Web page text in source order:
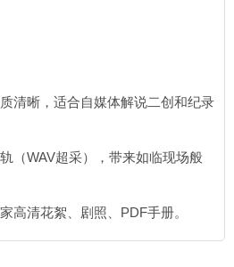
质清晰，适合自媒体解说二创和纪录
轨（WAV超采），带来如临现场般
高清花絮、剧照、PDF手册。